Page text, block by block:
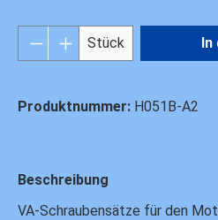
Produkt Anzahl: Gib
Stück In
Produktnummer: H051B-A2
Beschreibung
VA-Schraubensätze für den